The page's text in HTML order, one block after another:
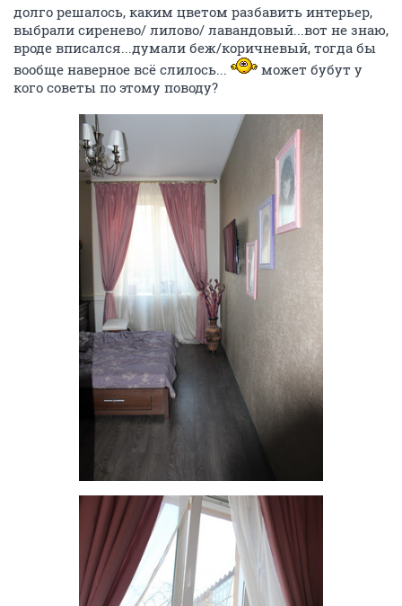
долго решалось, каким цветом разбавить интерьер,
выбрали сиренево/ лилово/ лавандовый...вот не знаю,
вроде вписался...думали беж/коричневый, тогда бы
вообще наверное всё слилось...
может бубут у
кого советы по этому поводу?